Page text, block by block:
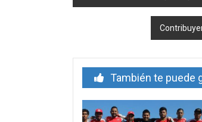
También te puede